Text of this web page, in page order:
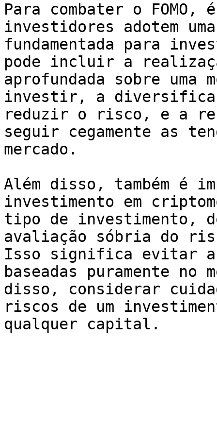
Para combater o
investidores adotem
fundamentada para
pode incluir a
aprofundada sobre uma
investir, a
reduzir o risco, e a
seguir cegamente as
mercado.
Além disso, também é
investimento em
tipo de investimento,
avaliação sóbria do
Isso significa evitar a
baseadas puramente no
disso, considerar
riscos de um